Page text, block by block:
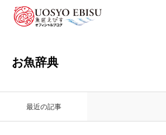
お魚辞典
最近の記事